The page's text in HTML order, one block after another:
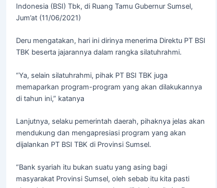
Indonesia (BSI) Tbk, di Ruang Tamu Gubernur Sumsel,
Jum’at (11/06/2021)
Deru mengatakan, hari ini dirinya menerima Direktu PT BSI
TBK beserta jajarannya dalam rangka silatuhrahmi.
“Ya, selain silatuhrahmi, pihak PT BSI TBK juga
memaparkan program-program yang akan dilakukannya
di tahun ini,” katanya
Lanjutnya, selaku pemerintah daerah, pihaknya jelas akan
mendukung dan mengapresiasi program yang akan
dijalankan PT BSI TBK di Provinsi Sumsel.
“Bank syariah itu bukan suatu yang asing bagi
masyarakat Provinsi Sumsel, oleh sebab itu kita pasti